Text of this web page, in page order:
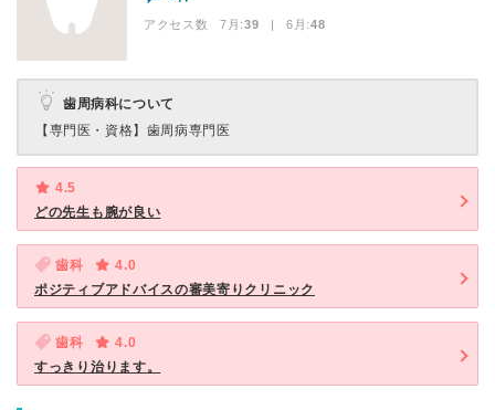
アクセス数 7月:39 | 6月:48
歯周病科について
【専門医・資格】 歯周病専門医
4.5
どの先生も腕が良い
歯科
4.0
ポジティブアドバイスの審美寄りクリニック
歯科
4.0
すっきり治ります。